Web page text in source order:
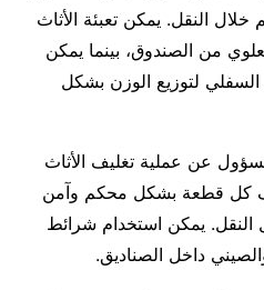
النقل. يمكن تعبئة الأثاث
من الصندوق، بينما يمكن
السفلي لتوزيع الوزن بشكل
عن عملية تغليف الأثاث
كل قطعة بشكل محكم وآمن
يمكن استخدام شرائط
داخل الصناديق.